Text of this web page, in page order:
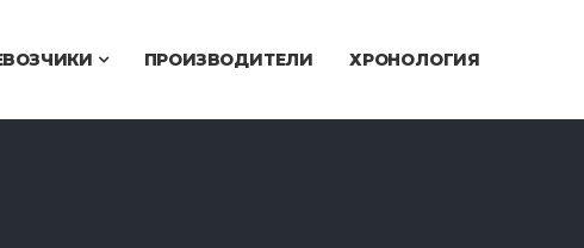
ПРОИЗВОДИТЕЛИ ХРОНОЛОГИЯ